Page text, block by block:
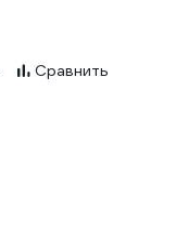
Сравнить